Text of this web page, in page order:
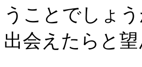
うことでしょ
出会えたらと